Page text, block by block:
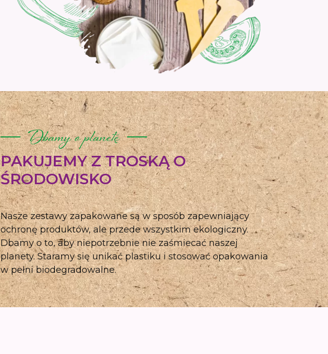
Dbamy o planetę
PAKUJEMY Z TROSKĄ O
ŚRODOWISKO
Nasze zestawy zapakowane są w sposób zapewniający
ochronę produktów, ale przede wszystkim ekologiczny.
Dbamy o to, aby niepotrzebnie nie zaśmiecać naszej
planety. Staramy się unikać plastiku i stosować opakowania
w pełni biodegradowalne.